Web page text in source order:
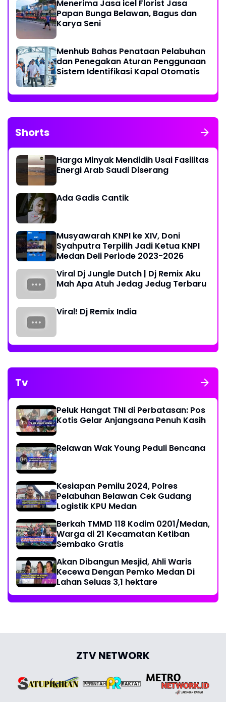
Menerima Jasa icel Florist Jasa
Papan Bunga Belawan, Bagus dan
Karya Seni
Menhub Bahas Penataan Pelabuhan
dan Penegakan Aturan Penggunaan
Sistem Identifikasi Kapal Otomatis
Shorts
Harga Minyak Mendidih Usai Fasilitas
Energi Arab Saudi Diserang
Ada Gadis Cantik
Musyawarah KNPI ke XIV, Doni
Syahputra Terpilih Jadi Ketua KNPI
Medan Deli Periode 2023-2026
Viral Dj Jungle Dutch | Dj Remix Aku
Mah Apa Atuh Jedag Jedug Terbaru
Viral! Dj Remix India
Tv
Peluk Hangat TNI di Perbatasan: Pos
Kotis Gelar Anjangsana Penuh Kasih
Relawan Wak Young Peduli Bencana
Kesiapan Pemilu 2024, Polres
Pelabuhan Belawan Cek Gudang
Logistik KPU Medan
Berkah TMMD 118 Kodim 0201/Medan,
Warga di 21 Kecamatan Ketiban
Sembako Gratis
Akan Dibangun Mesjid, Ahli Waris
Kecewa Dengan Pemko Medan Di
Lahan Seluas 3,1 hektare
ZTV NETWORK